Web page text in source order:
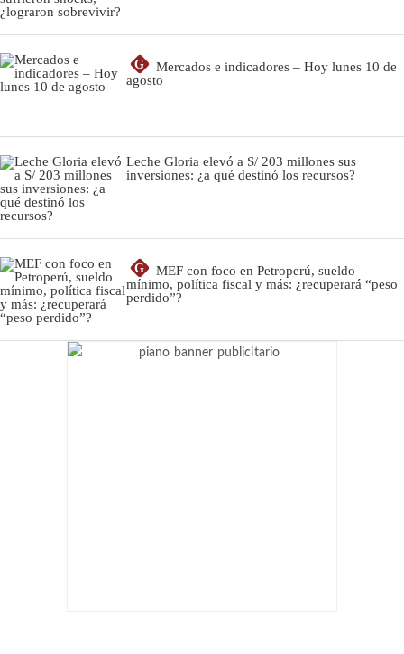
G
Mercados e indicadores – Hoy lunes 10 de
agosto
Leche Gloria elevó a S/ 203 millones sus
inversiones: ¿a qué destinó los recursos?
G
MEF con foco en Petroperú, sueldo
mínimo, política fiscal y más: ¿recuperará “peso
perdido”?